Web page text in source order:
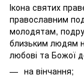
Ікона святих
православним
молодятам,
близьким людям
любові та Божої
на вінчання;